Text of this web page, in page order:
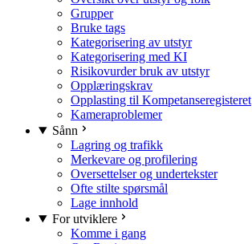
Grupper
Bruke tags
Kategorisering av utstyr
Kategorisering med KI
Risikovurder bruk av utstyr
Opplæringskrav
Opplasting til Kompetanseregisteret
Kameraproblemer
Sånn
Lagring og trafikk
Merkevare og profilering
Oversettelser og undertekster
Ofte stilte spørsmål
Lage innhold
For utviklere
Komme i gang